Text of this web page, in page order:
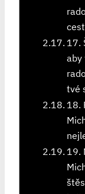
17.
aby
tvé
18.
19.